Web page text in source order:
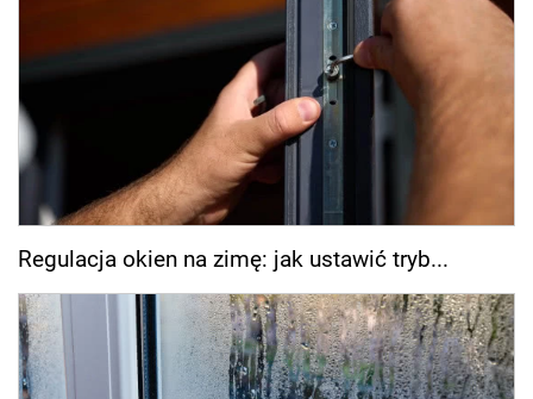
Regulacja okien na zimę: jak ustawić tryb...